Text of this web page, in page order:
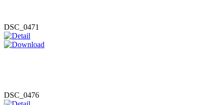
DSC_0471
DSC_0476